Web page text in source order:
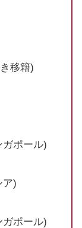
移籍)
ガポール)
ア)
ガポール)